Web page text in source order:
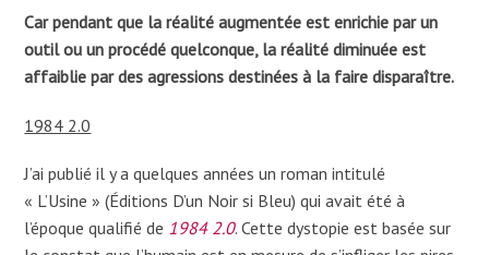
Car pendant que la réalité augmentée est enrichie par un
outil ou un procédé quelconque, la réalité diminuée est
affaiblie par des agressions destinées à la faire disparaître.
1984 2.0
J’ai publié il y a quelques années un roman intitulé
« L’Usine » (Éditions D’un Noir si Bleu) qui avait été à
l’époque qualifié de 1984 2.0. Cette dystopie est basée sur